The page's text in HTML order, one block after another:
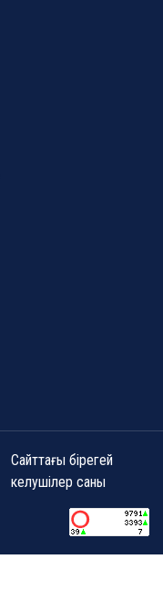
Сайттағы бірегей
келушілер саны